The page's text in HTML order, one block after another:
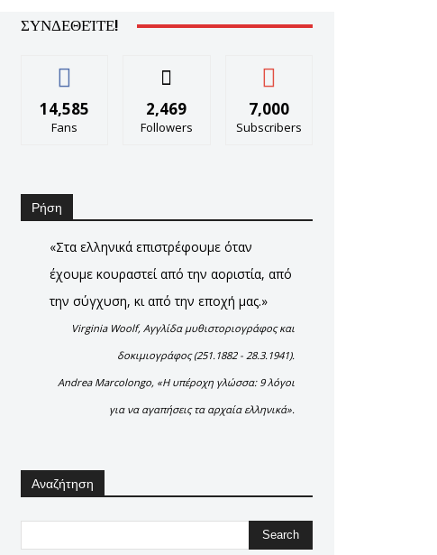
ΣΥΝΔΕΘΕΊΤΕ!
14,585
Fans
2,469
Followers
7,000
Subscribers
Ρήση
«Στα ελληνικά επιστρέφουμε όταν
έχουμε κουραστεί από την αοριστία, από
την σύγχυση, κι από την εποχή μας.»
Virginia Woolf, Αγγλίδα μυθιστοριογράφος και
δοκιμιογράφος (251.1882 - 28.3.1941).
Andrea Marcolongo, «Η υπέροχη γλώσσα: 9 λόγοι
για να αγαπήσεις τα αρχαία ελληνικά».
Αναζήτηση